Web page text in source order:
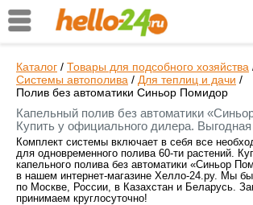
Каталог / Товары для подсобного хозяйства
Системы автополива / Для теплиц и дачи /
Полив без автоматики Синьор Помидор
Капельный полив без автоматики
Купить у официального дилера.
Комплект системы включает в себя все
для одновременного полива 60-ти растений.
капельного полива без автоматики «Синьор
в нашем интернет-магазине Хелло-24.ру. Мы
по Москве, России, в Казахстан и Беларусь.
принимаем круглосуточно!